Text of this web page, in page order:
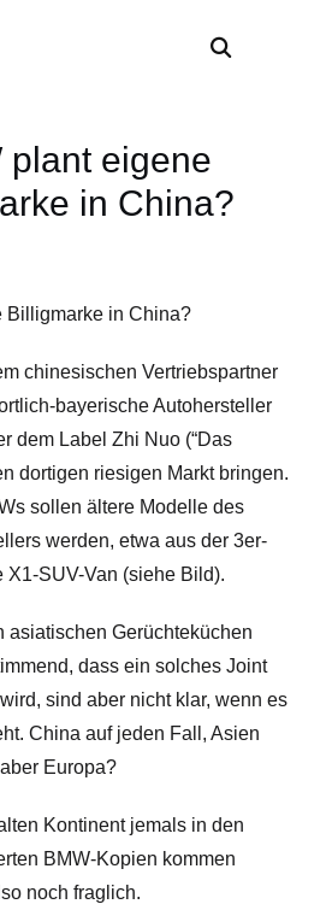
plant eigene
in China?
chinesischen Vertriebspartner
bayerische Autohersteller
dem Label Zhi Nuo (“Das
dortigen riesigen Markt bringen.
sollen ältere Modelle des
werden, etwa aus der 3er-
X1-SUV-Van (siehe Bild).
asiatischen Gerüchteküchen
dass ein solches Joint
sind aber nicht klar, wenn es
China auf jeden Fall, Asien
Europa?
Kontinent jemals in den
BMW-Kopien kommen
noch fraglich.